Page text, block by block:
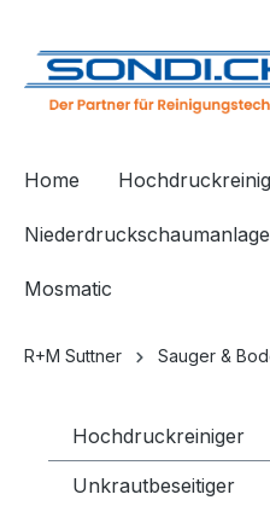
Home
Mosmatic
R+M Suttner Sauger &
Hochdruckreiniger
Unkrautbeseitiger